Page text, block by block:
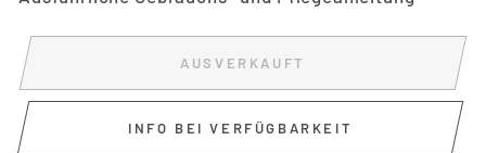
AUSVERKAUFT
INFO BEI VERFÜGBARKEIT